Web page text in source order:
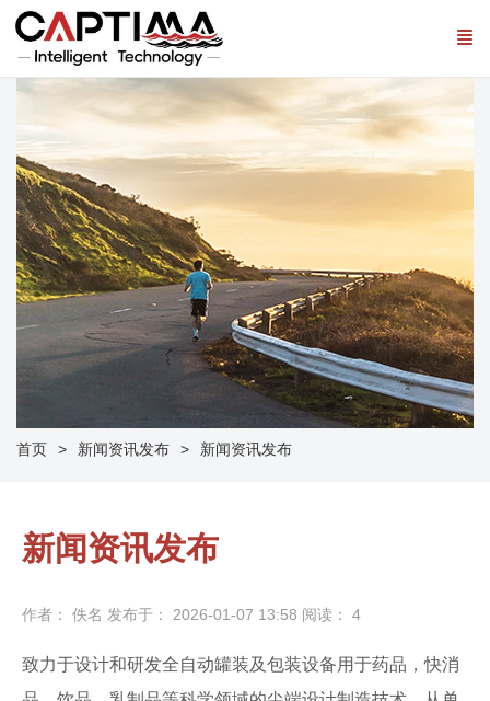
首页 新闻资讯发布 新闻资讯发布
新闻资讯发布
作者： 佚名 发布于： 2026-01-07 13:58 阅读： 4
致力于设计和研发全自动罐装及包装设备用于药品，快消